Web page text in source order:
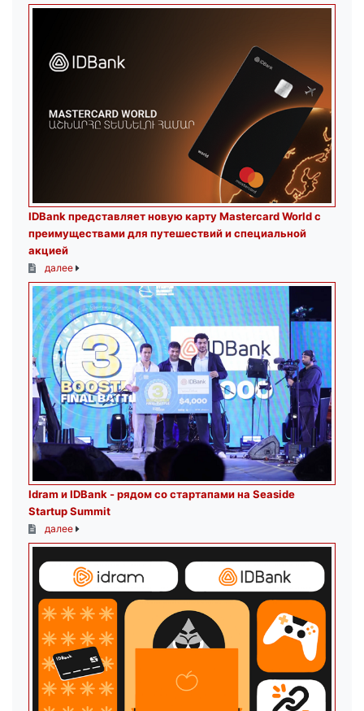
IDBank представляет новую карту Mastercard World с
преимуществами для путешествий и специальной
акцией
далее
Idram и IDBank - рядом со стартапами на Seaside
Startup Summit
далее